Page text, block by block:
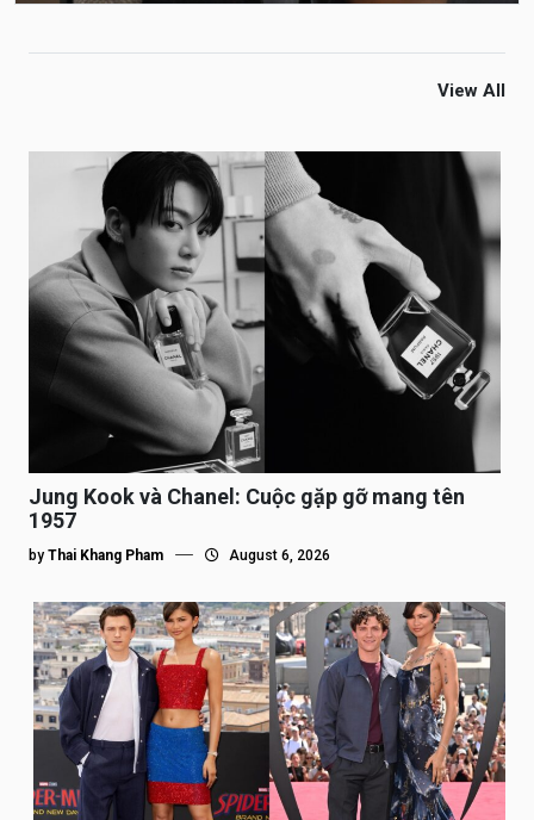
View All
Jung Kook và Chanel: Cuộc gặp gỡ mang tên
1957
by Thai Khang Pham August 6, 2026